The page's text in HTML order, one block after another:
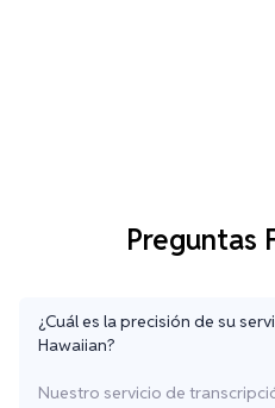
Preguntas
¿Cuál es la precisión de su
Hawaiian?
Nuestro servicio de